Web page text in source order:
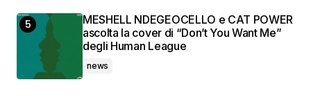
MESHELL NDEGEOCELLO e CAT POWER
ascolta la cover di “Don’t You Want Me”
degli Human League
news